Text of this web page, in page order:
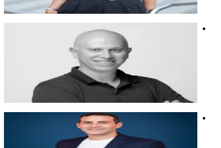
בינה מלאכותיתסטוריטלינג
מוביל דעה בחדשנות ו-AI, המחבר בין עולמות התאגידים
והסטארטאפים הגלובליים.
מוביל דעה בחדשנות ו-AI, המחבר בין עולמות התאגידים
והסטארטאפים הגלובליים.
בינה מלאכותית השקעות
מחלקת שיווק של בן אדם אחד וצבא של סוכני בינה מלאכותית